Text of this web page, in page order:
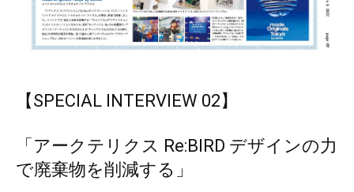
【SPECIAL INTERVIEW 02】
「アークテリクス Re:BIRD デザインの力
で廃棄物を削減する」